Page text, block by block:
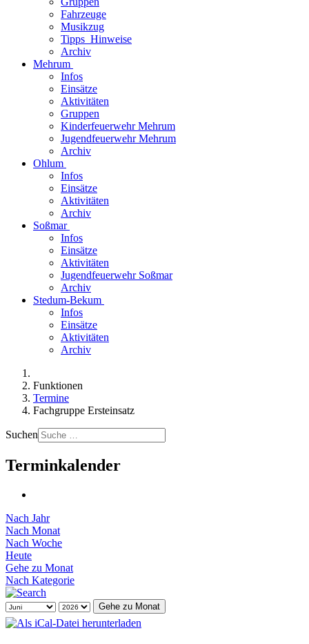
Fahrzeuge
Musikzug
Tipps_Hinweise
Archiv
Mehrum
Infos
Einsätze
Aktivitäten
Gruppen
Kinderfeuerwehr Mehrum
Jugendfeuerwehr Mehrum
Archiv
Ohlum
Infos
Einsätze
Aktivitäten
Archiv
Soßmar
Infos
Einsätze
Aktivitäten
Jugendfeuerwehr Soßmar
Archiv
Stedum-Bekum
Infos
Einsätze
Aktivitäten
Archiv
Funktionen
Termine
Fachgruppe Ersteinsatz
Suchen
Terminkalender
Nach Jahr
Nach Monat
Nach Woche
Heute
Gehe zu Monat
Nach Kategorie
Gehe zu Monat